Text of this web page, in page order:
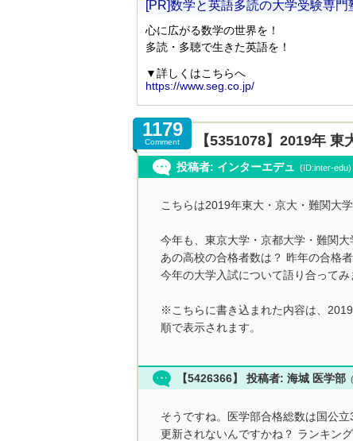
1179
Comment 【5351078】2019年
投稿者: インターエデュ (ID:inter-
こちらは2019年東大・京大・難関大
今年も、東京大学・京都大学・難関大
あの高校の合格者数は？ 昨年の合格
今年の大学入試について語り合ってみ
※こちらに書き込まれた内容は、
順で表示されます。
【5426366】 投稿者: 海城 医学部
そうですね。医学部合格総数は国公
更新されないんですかね？ ランキン